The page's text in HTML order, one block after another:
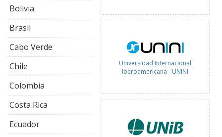
Bolivia
Brasil
Cabo Verde
Chile
Colombia
Costa Rica
Ecuador
Universidad Internacional
Iberoamericana - UNINI